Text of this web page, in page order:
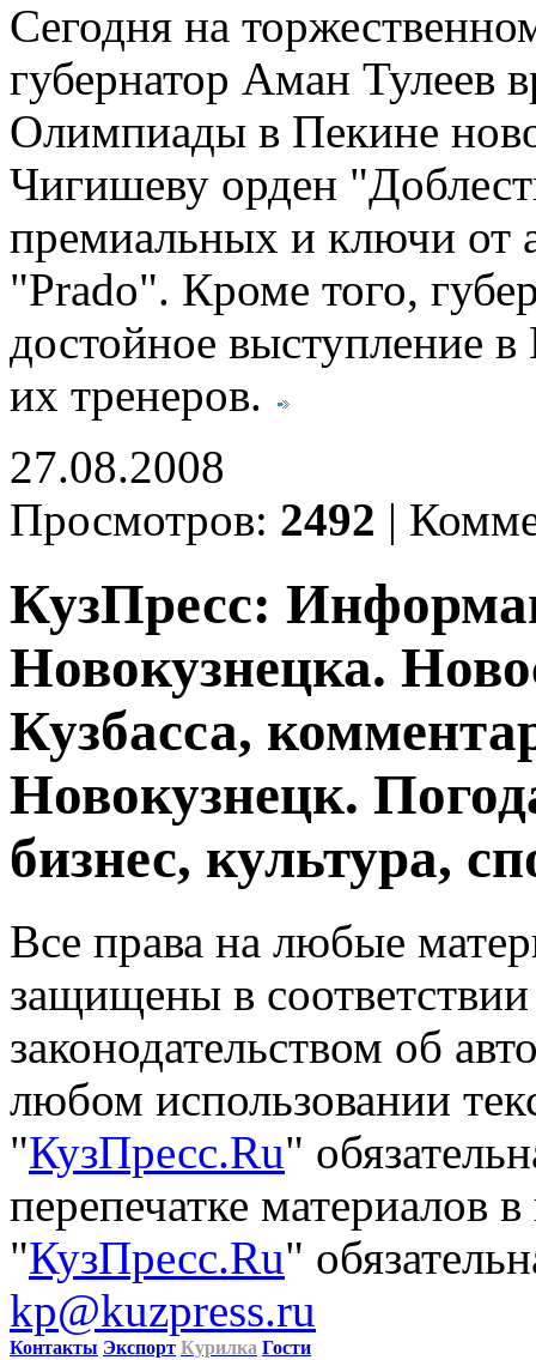
Сегодня на
губернатор Аман Тулеев
Олимпиады в Пекине
Чигишеву орден
премиальных и ключи от
"Prado". Кроме того,
достойное выступление
их тренеров.
27.08.2008
Просмотров: 2492 |
КузПресс:
Новокузнецка.
Кузбасса,
Новокузнецк.
бизнес, культура,
Все права на любые
защищены в
законодательством об
любом использовании
"КузПресс.Ru"
перепечатке материалов
"КузПресс.Ru"
kp@kuzpress.ru
Контакты Экспорт Курилка Гости